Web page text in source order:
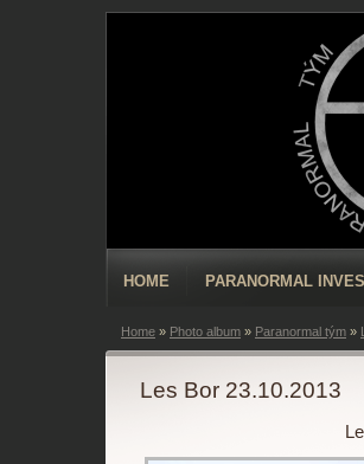
HOME PARANORMAL
Home » Photo album » Paranormal tým »
Les Bor 23.10.2013